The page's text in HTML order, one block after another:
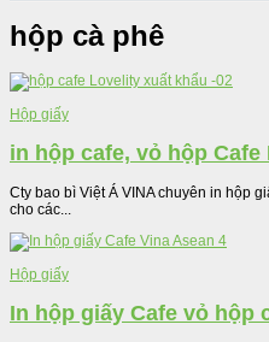
hộp cà phê
Hộp giấy
in hộp cafe, vỏ hộp
Cty bao bì Việt Á VINA chuyên in hộp
cho các...
Hộp giấy
In hộp giấy Cafe vỏ hộp